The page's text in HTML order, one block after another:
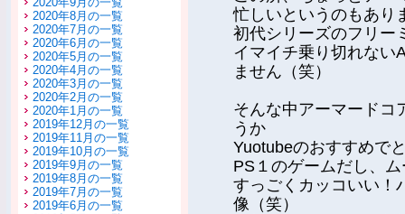
2020年8月の一覧
2020年7月の一覧
2020年6月の一覧
2020年5月の一覧
2020年4月の一覧
2020年3月の一覧
2020年2月の一覧
2020年1月の一覧
2019年12月の一覧
2019年11月の一覧
2019年10月の一覧
2019年9月の一覧
2019年8月の一覧
2019年7月の一覧
2019年6月の一覧
忙しいというのもあり
初代シリーズのフリー
イマイチ乗り切れない
ません（笑）
そんな中アーマードコ
うか
Yuotubeのおすすめで
PS１のゲームだし、
すっごくカッコいい！
像（笑）